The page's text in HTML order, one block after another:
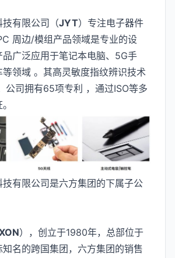
技有限公司（JYT）专注电子器件
周边/模组产品领域是专业的设
广泛应用于笔记本电脑、5G手
领域 。其高灵敏度指纹辨识技术
公司拥有65项专利 ，通过ISO等多
技有限公司是六方集团的下属子公
），创立于1980年，总部位于
名的跨国集团，六方集团的销售